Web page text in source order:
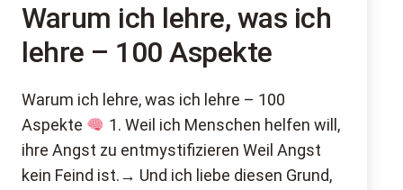
Warum ich lehre, was ich
lehre – 100 Aspekte
Warum ich lehre, was ich lehre – 100
Aspekte
1. Weil ich Menschen helfen will,
ihre Angst zu entmystifizieren Weil Angst
kein Feind ist.→ Und ich liebe diesen Grund,